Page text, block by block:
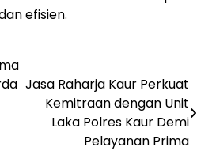
efisien.
Jasa Raharja Kaur Perkuat
Kemitraan dengan Unit
Laka Polres Kaur Demi
Pelayanan Prima